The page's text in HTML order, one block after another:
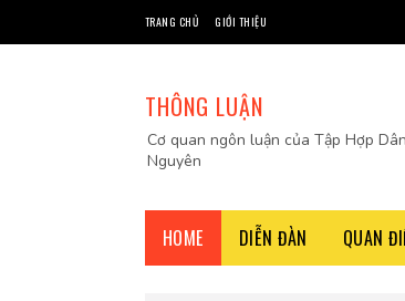
TRANG CHỦ GIỚI THIỆU
THÔNG LUẬN
Cơ quan ngôn luận của Tập Hợp
Nguyên
HOME DIỄN ĐÀN QUAN